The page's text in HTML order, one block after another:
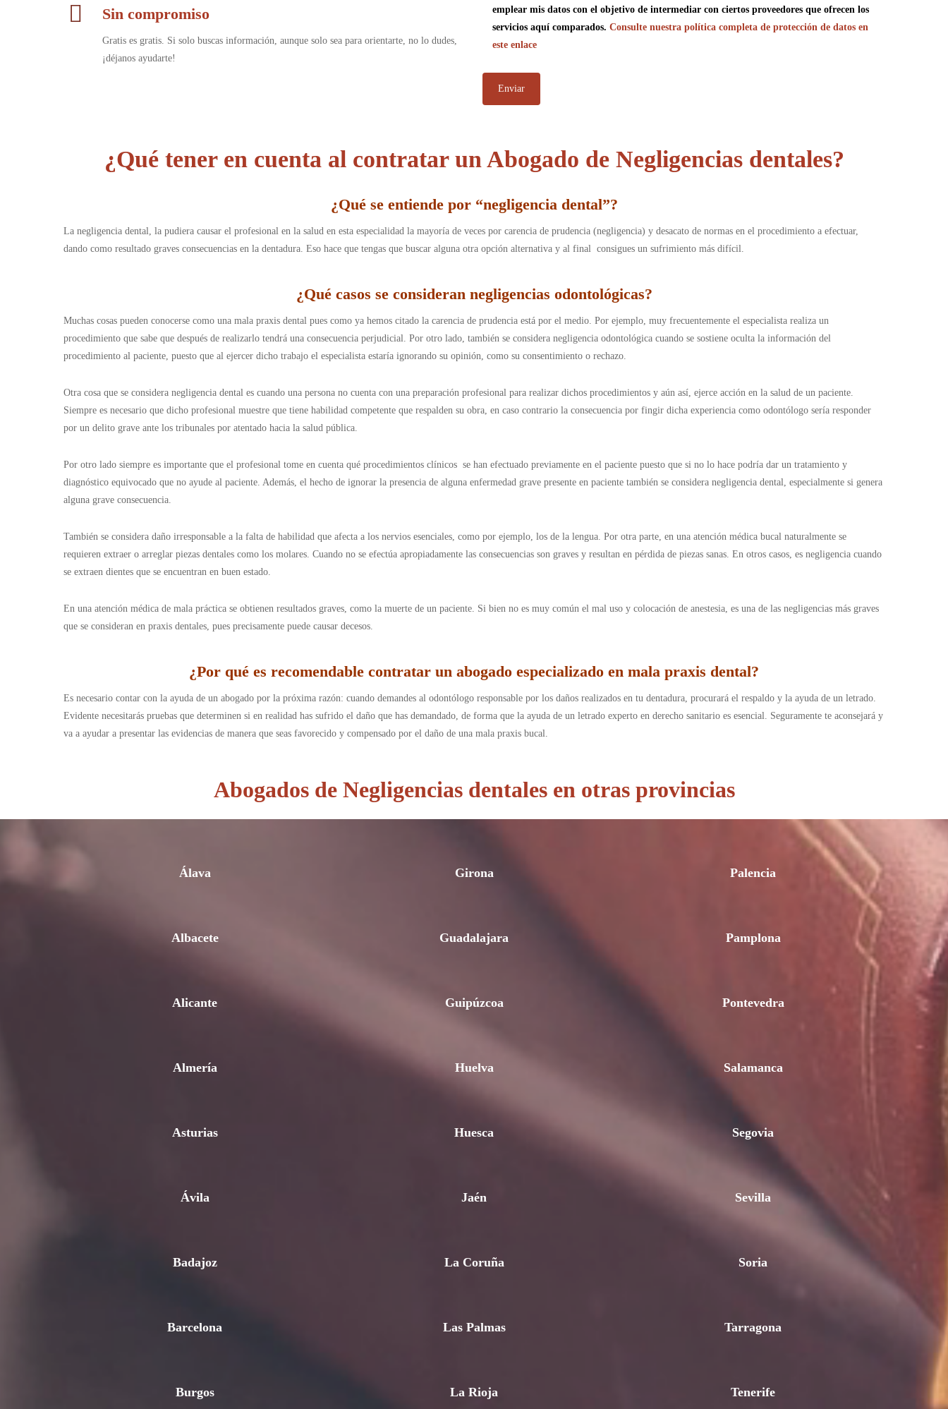
Sin compromiso
Gratis es gratis. Si solo buscas información, aunque solo sea para orientarte, no lo dudes,
¡déjanos ayudarte!
emplear mis datos con el objetivo de intermediar con ciertos proveedores que ofrecen los
servicios aquí comparados. Consulte nuestra política completa de protección de datos en
este enlace
¿Qué tener en cuenta al contratar un Abogado de Negligencias dentales?
¿Qué se entiende por “negligencia dental”?
La negligencia dental, la pudiera causar el profesional en la salud en esta especialidad la mayoría de veces por carencia de prudencia (negligencia) y desacato de normas en el procedimiento a efectuar,
dando como resultado graves consecuencias en la dentadura. Eso hace que tengas que buscar alguna otra opción alternativa y al final consigues un sufrimiento más difícil.
¿Qué casos se consideran negligencias odontológicas?
Muchas cosas pueden conocerse como una mala praxis dental pues como ya hemos citado la carencia de prudencia está por el medio. Por ejemplo, muy frecuentemente el especialista realiza un
procedimiento que sabe que después de realizarlo tendrá una consecuencia perjudicial. Por otro lado, también se considera negligencia odontológica cuando se sostiene oculta la información del
procedimiento al paciente, puesto que al ejercer dicho trabajo el especialista estaría ignorando su opinión, como su consentimiento o rechazo.
Otra cosa que se considera negligencia dental es cuando una persona no cuenta con una preparación profesional para realizar dichos procedimientos y aún así, ejerce acción en la salud de un paciente.
Siempre es necesario que dicho profesional muestre que tiene habilidad competente que respalden su obra, en caso contrario la consecuencia por fingir dicha experiencia como odontólogo sería responder
por un delito grave ante los tribunales por atentado hacia la salud pública.
Por otro lado siempre es importante que el profesional tome en cuenta qué procedimientos clínicos se han efectuado previamente en el paciente puesto que si no lo hace podría dar un tratamiento y
diagnóstico equivocado que no ayude al paciente. Además, el hecho de ignorar la presencia de alguna enfermedad grave presente en paciente también se considera negligencia dental, especialmente si genera
alguna grave consecuencia.
También se considera daño irresponsable a la falta de habilidad que afecta a los nervios esenciales, como por ejemplo, los de la lengua. Por otra parte, en una atención médica bucal naturalmente se
requieren extraer o arreglar piezas dentales como los molares. Cuando no se efectúa apropiadamente las consecuencias son graves y resultan en pérdida de piezas sanas. En otros casos, es negligencia cuando
se extraen dientes que se encuentran en buen estado.
En una atención médica de mala práctica se obtienen resultados graves, como la muerte de un paciente. Si bien no es muy común el mal uso y colocación de anestesia, es una de las negligencias más graves
que se consideran en praxis dentales, pues precisamente puede causar decesos.
¿Por qué es recomendable contratar un abogado especializado en mala praxis dental?
Es necesario contar con la ayuda de un abogado por la próxima razón: cuando demandes al odontólogo responsable por los daños realizados en tu dentadura, procurará el respaldo y la ayuda de un letrado.
Evidente necesitarás pruebas que determinen si en realidad has sufrido el daño que has demandado, de forma que la ayuda de un letrado experto en derecho sanitario es esencial. Seguramente te aconsejará y
va a ayudar a presentar las evidencias de manera que seas favorecido y compensado por el daño de una mala praxis bucal.
Abogados de Negligencias dentales en otras provincias
Álava
Albacete
Alicante
Almería
Asturias
Ávila
Badajoz
Barcelona
Burgos
Girona
Guadalajara
Guipúzcoa
Huelva
Huesca
Jaén
La Coruña
Las Palmas
La Rioja
Palencia
Pamplona
Pontevedra
Salamanca
Segovia
Sevilla
Soria
Tarragona
Tenerife